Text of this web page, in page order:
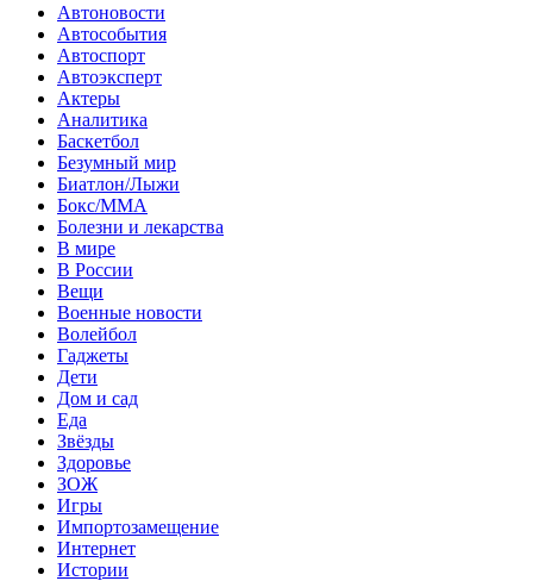
Автоновости
Автособытия
Автоспорт
Автоэксперт
Актеры
Аналитика
Баскетбол
Безумный мир
Биатлон/Лыжи
Бокс/MMA
Болезни и лекарства
В мире
В России
Вещи
Военные новости
Волейбол
Гаджеты
Дети
Дом и сад
Еда
Звёзды
Здоровье
ЗОЖ
Игры
Импортозамещение
Интернет
Истории